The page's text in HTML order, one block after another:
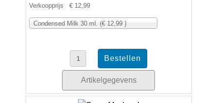
Verkoopprijs € 12,99
Condensed Milk 30 ml. (€ 12,99 )
Artikelgegevens